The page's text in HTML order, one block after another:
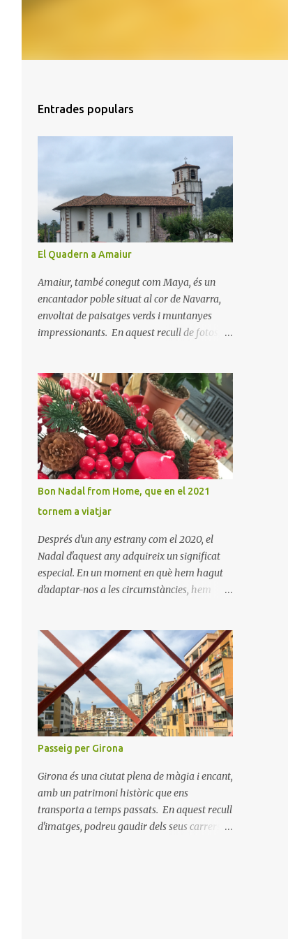
Entrades populars
El Quadern a Amaiur
Amaiur, també conegut com Maya, és un
encantador poble situat al cor de Navarra,
envoltat de paisatges verds i muntanyes
impressionants. En aquest recull de fotos,
aquest petit poble encantador recordant-nos
el seu passat medieval. Visitar Amaiur és
una oportunitat per connectar amb la
cultura navarresa i gaudir de la tranquil·litat
d'un poble que conserva el seu encant
tradicional. Us animem a descobrir aquest
meravellós lloc i a deixar-vos captivar per la
Bon Nadal from Home, que en el 2021
tornem a viatjar
Després d'un any estrany com el 2020, el
Nadal d'aquest any adquireix un significat
especial. En un moment en què hem hagut
d'adaptar-nos a les circumstàncies, hem
connectar amb els nostres éssers estimats i
hem viscut la bellesa de les celebracions
íntimes. Amb el 2021 a la vista, esperem
poder tornar a descobrir nous llocs i viure
noves experiències. Desitgem que aquest
Nadal us porti pau, amor i moments
inoblidables. Bon Nadal i un pròsper Any
Passeig per Girona
Girona és una ciutat plena de màgia i encant,
amb un patrimoni històric que ens
transporta a temps passats. En aquest recull
d'imatges, podreu gaudir dels seus carrers